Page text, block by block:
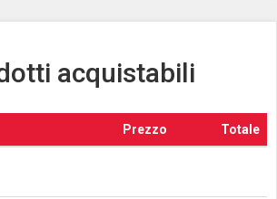
acquistabili
Prezzo Totale